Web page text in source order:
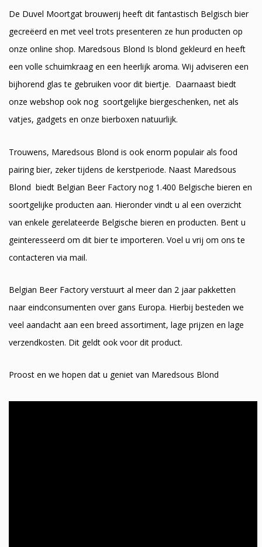
De Duvel Moortgat brouwerij heeft dit fantastisch Belgisch bier
gecreëerd en met veel trots presenteren ze hun producten op
onze online shop. Maredsous Blond Is blond gekleurd en heeft
een volle schuimkraag en een heerlijk aroma. Wij adviseren een
bijhorend glas te gebruiken voor dit biertje. Daarnaast biedt
onze webshop ook nog soortgelijke biergeschenken, net als
vatjes, gadgets en onze bierboxen natuurlijk.
Trouwens, Maredsous Blond is ook enorm populair als food
pairing bier, zeker tijdens de kerstperiode. Naast Maredsous
Blond biedt Belgian Beer Factory nog 1.400 Belgische bieren en
soortgelijke producten aan. Hieronder vindt u al een overzicht
van enkele gerelateerde Belgische bieren en producten. Bent u
geinteresseerd om dit bier te importeren. Voel u vrij om ons te
contacteren via mail.
Belgian Beer Factory verstuurt al meer dan 2 jaar pakketten
naar eindconsumenten over gans Europa. Hierbij besteden we
veel aandacht aan een breed assortiment, lage prijzen en lage
verzendkosten. Dit geldt ook voor dit product.
Proost en we hopen dat u geniet van Maredsous Blond